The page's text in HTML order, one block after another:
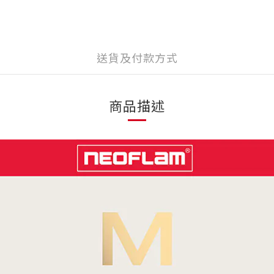
送貨及付款方式
商品描述